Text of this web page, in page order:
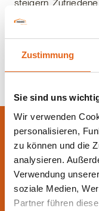
Zustimmung
Sie sind uns
Wir verwenden
personalisieren,
zu können und die
analysieren.
Verwendung
soziale Medien,
Partner führen
steigern.
sind motivierter
Lassen
beraten.
Die beste Beratung
Fachberater in Ihrer